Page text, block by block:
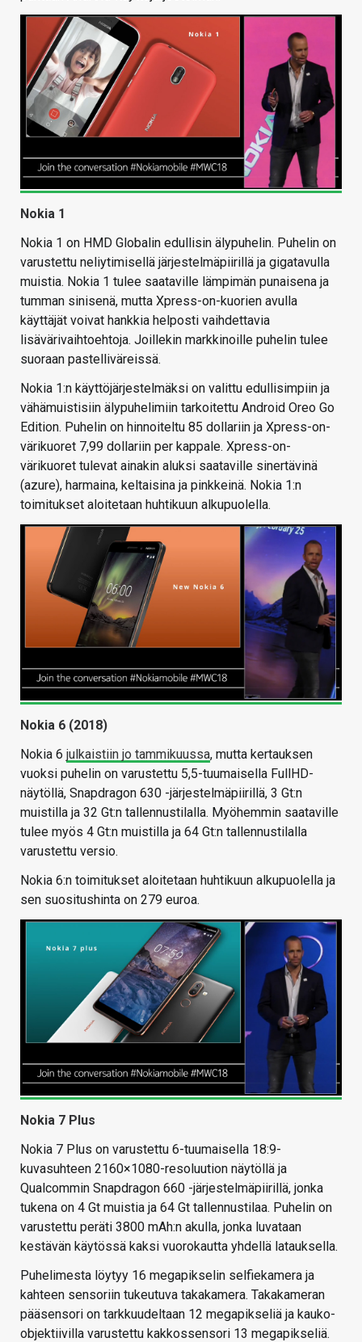
Nokia 1
Nokia 1 on HMD Globalin edullisin älypuhelin. Puhelin on
varustettu neliytimisellä järjestelmäpiirillä ja gigatavulla
muistia. Nokia 1 tulee saataville lämpimän punaisena ja
tumman sinisenä, mutta Xpress-on-kuorien avulla
käyttäjät voivat hankkia helposti vaihdettavia
lisävärivaihtoehtoja. Joillekin markkinoille puhelin tulee
suoraan pastelliväreissä.
Nokia 1:n käyttöjärjestelmäksi on valittu edullisimpiin ja
vähämuistisiin älypuhelimiin tarkoitettu Android Oreo Go
Edition. Puhelin on hinnoiteltu 85 dollariin ja Xpress-on-
värikuoret 7,99 dollariin per kappale. Xpress-on-
värikuoret tulevat ainakin aluksi saataville sinertävinä
(azure), harmaina, keltaisina ja pinkkeinä. Nokia 1:n
toimitukset aloitetaan huhtikuun alkupuolella.
Nokia 6 (2018)
Nokia 6 julkaistiin jo tammikuussa, mutta kertauksen
vuoksi puhelin on varustettu 5,5-tuumaisella FullHD-
näytöllä, Snapdragon 630 -järjestelmäpiirillä, 3 Gt:n
muistilla ja 32 Gt:n tallennustilalla. Myöhemmin saataville
tulee myös 4 Gt:n muistilla ja 64 Gt:n tallennustilalla
varustettu versio.
Nokia 6:n toimitukset aloitetaan huhtikuun alkupuolella ja
sen suositushinta on 279 euroa.
Nokia 7 Plus
Nokia 7 Plus on varustettu 6-tuumaisella 18:9-
kuvasuhteen 2160×1080-resoluution näytöllä ja
Qualcommin Snapdragon 660 -järjestelmäpiirillä, jonka
tukena on 4 Gt muistia ja 64 Gt tallennustilaa. Puhelin on
varustettu peräti 3800 mAh:n akulla, jonka luvataan
kestävän käytössä kaksi vuorokautta yhdellä latauksella.
Puhelimesta löytyy 16 megapikselin selfiekamera ja
kahteen sensoriin tukeutuva takakamera. Takakameran
pääsensori on tarkkuudeltaan 12 megapikseliä ja kauko-
objektiivilla varustettu kakkossensori 13 megapikseliä.